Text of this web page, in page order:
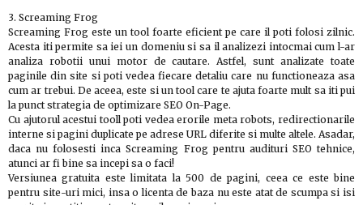
3. Screaming Frog
Screaming Frog este un tool foarte eficient pe care il poti folosi zilnic.
Acesta iti permite sa iei un domeniu si sa il analizezi intocmai cum l-ar
analiza robotii unui motor de cautare. Astfel, sunt analizate toate
paginile din site si poti vedea fiecare detaliu care nu functioneaza asa
cum ar trebui. De aceea, este si un tool care te ajuta foarte mult sa iti pui
la punct strategia de optimizare SEO On-Page.
Cu ajutorul acestui tooll poti vedea erorile meta robots, redirectionarile
interne si pagini duplicate pe adrese URL diferite si multe altele. Asadar,
daca nu folosesti inca Screaming Frog pentru audituri SEO tehnice,
atunci ar fi bine sa incepi sa o faci!
Versiunea gratuita este limitata la 500 de pagini, ceea ce este bine
pentru site-uri mici, insa o licenta de baza nu este atat de scumpa si isi